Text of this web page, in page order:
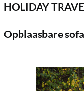
HOLIDAY
Opblaasbare